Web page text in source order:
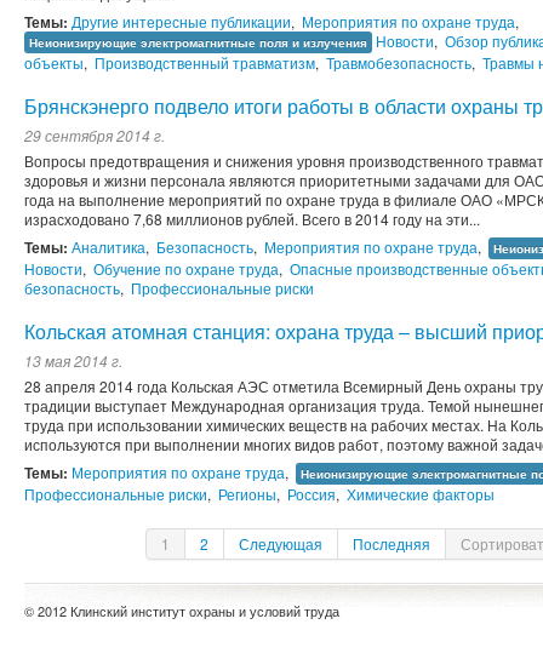
Темы: Другие интересные публикации, Мероприятия по охране труда,
Неионизирующие электромагнитные поля и излучения Новости, Обзор
объекты, Производственный травматизм, Травмобезопасность, Травмы
Брянскэнерго подвело итоги работы в области охраны
29 сентября 2014 г.
Вопросы предотвращения и снижения уровня производственного
здоровья и жизни персонала являются приоритетными задачами для
года на выполнение мероприятий по охране труда в филиале ОАО
израсходовано 7,68 миллионов рублей. Всего в 2014 году на эти...
Темы: Аналитика, Безопасность, Мероприятия по охране труда,
Новости, Обучение по охране труда, Опасные производственные
безопасность, Профессиональные риски
Кольская атомная станция: охрана труда – высший
13 мая 2014 г.
28 апреля 2014 года Кольская АЭС отметила Всемирный День охраны
традиции выступает Международная организация труда. Темой
труда при использовании химических веществ на рабочих местах. На
используются при выполнении многих видов работ, поэтому важной
Темы: Мероприятия по охране труда, Неионизирующие электромагнитные
Профессиональные риски, Регионы, Россия, Химические факторы
1 2 Следующая Последняя
© 2012 Клинский институт охраны и условий труда